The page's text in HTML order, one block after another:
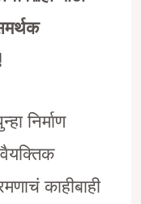
निर्माण
वैयक्तिक
काहीबाही